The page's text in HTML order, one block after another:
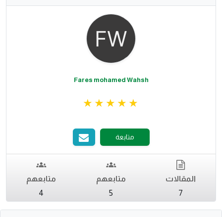
Fares mohamed Wahsh
متابعة
المقالات
7
متابعهم
5
متابعهم
4